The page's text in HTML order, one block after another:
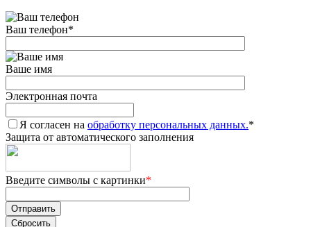
Ваш телефон*
Ваше имя
Электронная почта
Я согласен на обработку персональных данных.*
Защита от автоматического заполнения
Введите символы с картинки*